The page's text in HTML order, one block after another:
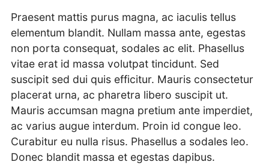
Praesent mattis purus magna, ac iaculis tellus
elementum blandit. Nullam massa ante, egestas
non porta consequat, sodales ac elit. Phasellus
vitae erat id massa volutpat tincidunt. Sed
suscipit sed dui quis efficitur. Mauris consectetur
placerat urna, ac pharetra libero suscipit ut.
Mauris accumsan magna pretium ante imperdiet,
ac varius augue interdum. Proin id congue leo.
Curabitur eu nulla risus. Phasellus a sodales leo.
Donec blandit massa et egestas dapibus.